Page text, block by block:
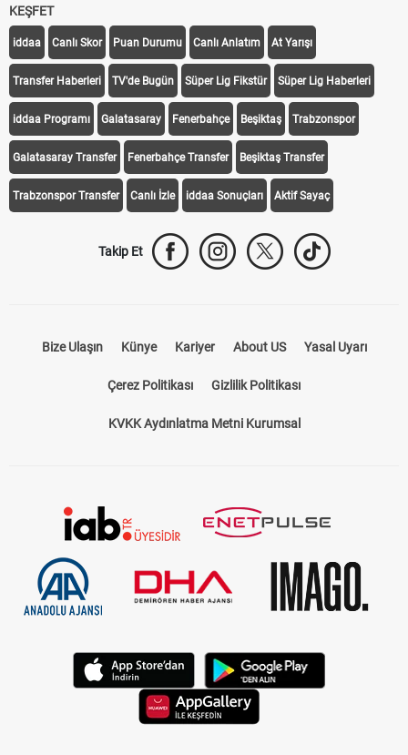
KEŞFET
iddaa Canlı Skor Puan Durumu Canlı Anlatım At Yarışı
Transfer Haberleri TV'de Bugün Süper Lig Fikstür Süper Lig Haberleri
iddaa Programı Galatasaray Fenerbahçe Beşiktaş Trabzonspor
Galatasaray Transfer Fenerbahçe Transfer Beşiktaş Transfer
Trabzonspor Transfer Canlı İzle iddaa Sonuçları Aktif Sayaç
Takip Et
Bize Ulaşın Künye Kariyer About US Yasal Uyarı
Çerez Politikası Gizlilik Politikası
KVKK Aydınlatma Metni Kurumsal